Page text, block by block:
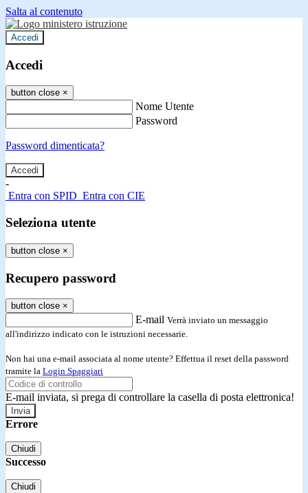
Salta al contenuto
Accedi
Accedi
button close ×
Nome Utente
Password
Password dimenticata?
-
Entra con SPID Entra con CIE
Seleziona utente
button close ×
Recupero password
button close ×
E-mail Verrà inviato un messaggio
all'indirizzo indicato con le istruzioni necessarie.
Non hai una e-mail associata al nome utente? Effettua il reset della password
tramite la Login Spaggiari
E-mail inviata, si prega di controllare la casella di posta elettronica!
Errore
Chiudi
Successo
Chiudi